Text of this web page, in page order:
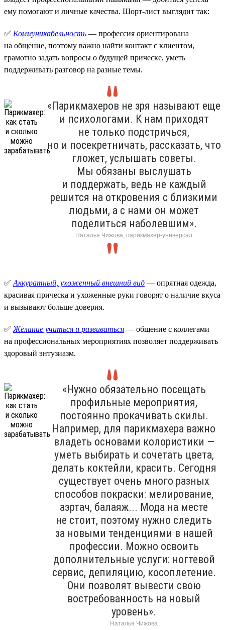
ему помогают и личные качества. Шорт-лист выглядит так:
✅ Коммуникабельность — профессия ориентирована
на общение, поэтому важно найти контакт с клиентом,
грамотно задать вопросы о будущей прическе, уметь
поддерживать разговор на разные темы.
«Парикмахеров не зря называют еще
и психологами. К нам приходят
не только подстричься,
но и посекретничать, рассказать, что
гложет, услышать советы.
Мы обязаны выслушать
и поддержать, ведь не каждый
решится на откровения с близкими
людьми, а с нами он может
поделиться наболевшим».
Наталья Чижова, парикмахер-универсал
✅ Аккуратный, ухоженный внешний вид — опрятная одежда,
красивая прическа и ухоженные руки говорят о наличие вкуса
и вызывают больше доверия.
✅ Желание учиться и развиваться — общение с коллегами
на профессиональных мероприятиях позволяет поддерживать
здоровый энтузиазм.
«Нужно обязательно посещать
профильные мероприятия,
постоянно прокачивать скилы.
Например, для парикмахера важно
владеть основами колористики —
уметь выбирать и сочетать цвета,
делать коктейли, красить. Сегодня
существует очень много разных
способов покраски: мелирование,
аэртач, балаяж... Мода на месте
не стоит, поэтому нужно следить
за новыми тенденциями в нашей
профессии. Можно освоить
дополнительные услуги: ногтевой
сервис, депиляцию, косоплетение.
Они позволят вывести свою
востребованность на новый
уровень».
Наталья Чижова